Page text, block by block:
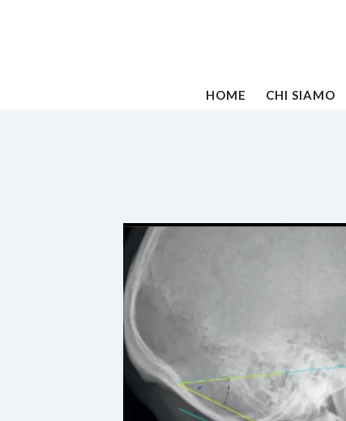
HOME CHI SIAMO